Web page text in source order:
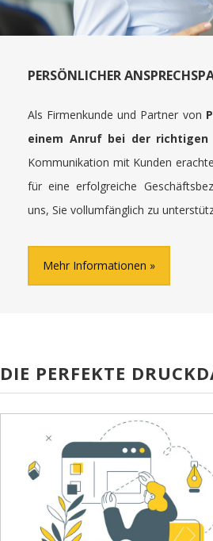
PERSÖNLICHER
Als Firmenkunde und Partner von
einem Anruf bei der richtigen
Kommunikation mit Kunden
für eine erfolgreiche
uns, Sie vollumfänglich zu
Mehr Informationen
DIE PERFEKTE